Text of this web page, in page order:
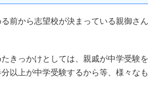
前から志望校が決まっている親御さ
きっかけとしては、親戚が中学受験
以上が中学受験するから等、様々な